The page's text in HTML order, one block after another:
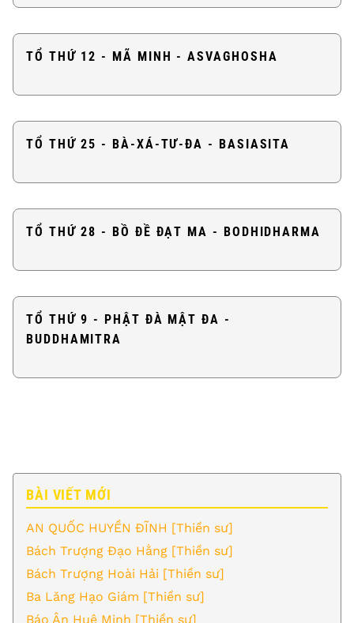
TỔ THỨ 12 - MÃ MINH - ASVAGHOSHA
TỔ THỨ 25 - BÀ-XÁ-TƯ-ĐA - BASIASITA
TỔ THỨ 28 - BỒ ĐỀ ĐẠT MA - BODHIDHARMA
TỔ THỨ 9 - PHẬT ĐÀ MẬT ĐA -
BUDDHAMITRA
BÀI VIẾT MỚI
AN QUỐC HUYỀN ĐĨNH [Thiền sư]
Bách Trượng Đạo Hằng [Thiền sư]
Bách Trượng Hoài Hải [Thiền sư]
Ba Lăng Hạo Giám [Thiền sư]
Báo Ân Huệ Minh [Thiền sư]